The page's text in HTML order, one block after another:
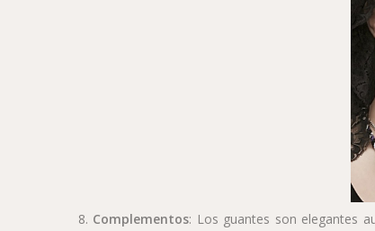
8. Complementos: Los guantes son elegantes